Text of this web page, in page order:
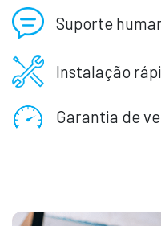
Suporte
Instalação
Garantia de